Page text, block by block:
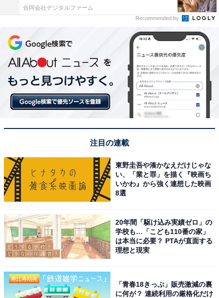
対象外でしたが、今年は唯一偏差値70台という高い評価
を獲得し、住み続けたい街（駅）ランキングで1位に輝
きました。海や自然に近い立地で、落ち着いた生活環境
が整っている点が支持されています。
居住者からは「今住んでいるアパートの家賃がとても安
い。大家さんが良い人。アパートの周りの環境が良い。
釣り場が近い。治安が良い」「トラブルなく過ごせる。
自然が美しい。穏やかな日を過ごせる」「両親が近くに
いるので面倒を見るのに良い」といった声が寄せられて
※回答者のコメントは原文ママです
20位までの全ランキング結果を見
る
合同会社デジタルファーム
Recommended by
注目の連載
東野圭吾や湊かなえだけじゃな
い、「業と罪」を描く『映画ち
いかわ』から強く連想した映画
8選
20年間「駆け込み実績ゼロ」の
学校も…「こども110番の家」
は本当に必要？ PTAが直面する
理想と現実
「青春18きっぷ」販売激減の裏
に何が？ 連続利用の厳格化だけ